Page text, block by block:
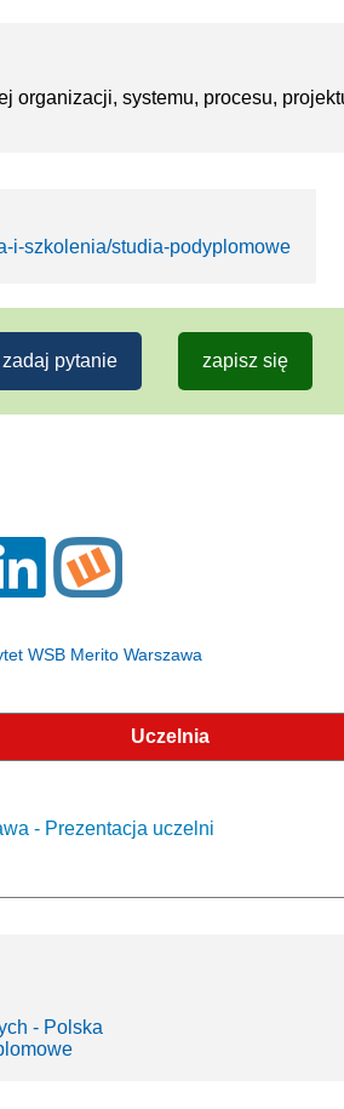
organizacji, systemu, procesu,
i-szkolenia/studia-podyplomowe
zadaj pytanie zapisz się
WSB Merito Warszawa
Uczelnia
- Prezentacja uczelni
- Polska